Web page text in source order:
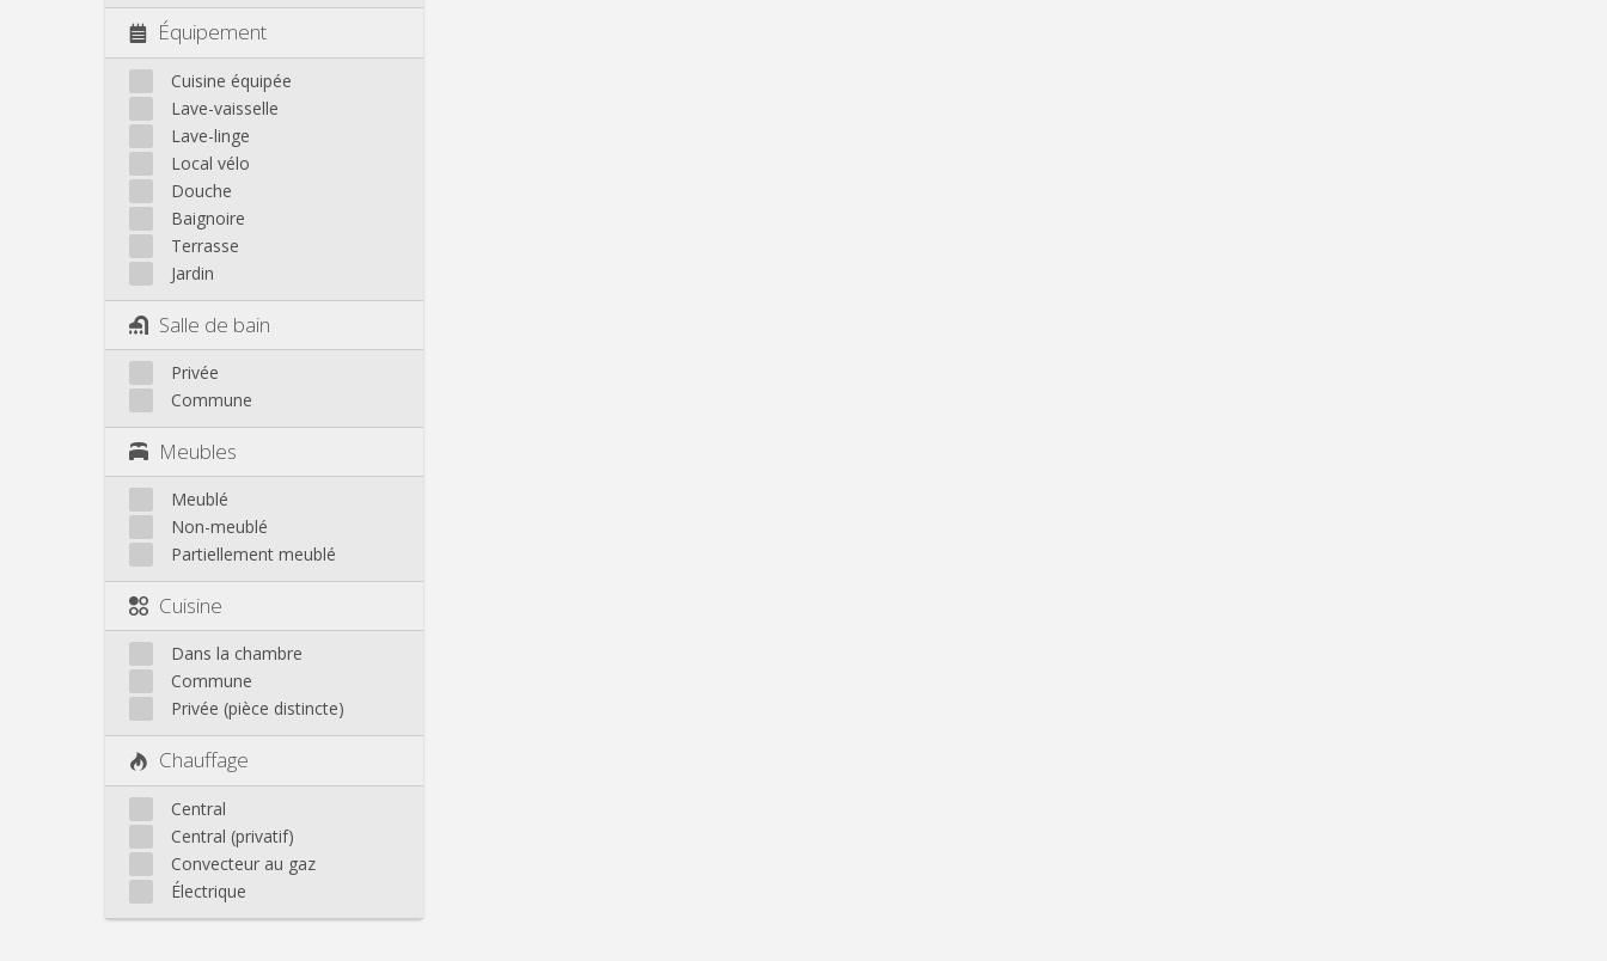
Équipement
Cuisine équipée
Lave-vaisselle
Lave-linge
Local vélo
Douche
Baignoire
Terrasse
Jardin
Salle de bain
Privée
Commune
Meubles
Meublé
Non-meublé
Partiellement meublé
Cuisine
Dans la chambre
Commune
Privée (pièce distincte)
Chauffage
Central
Central (privatif)
Convecteur au gaz
Électrique